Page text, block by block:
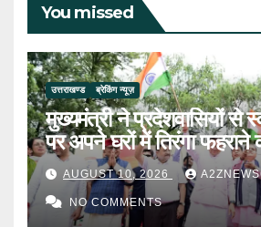
You missed
उत्तराखण्ड ब्रेकिंग न्यूज़
मुख्यमंत्री ने प्रदेशवासियों से
पर अपने घरों में तिरंगा फहराने
आवाह्न
AUGUST 10, 2026
NO COMMENTS